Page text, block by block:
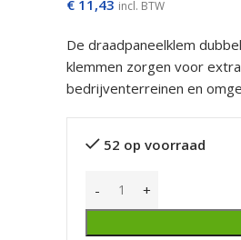
€ 11,43 incl. BTW
De draadpaneelklem
klemmen zorgen voor
bedrijventerreinen en
52 op voorraad